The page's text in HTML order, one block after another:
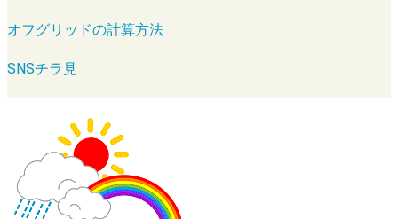
オフグリッドの計算方法
SNSチラ見